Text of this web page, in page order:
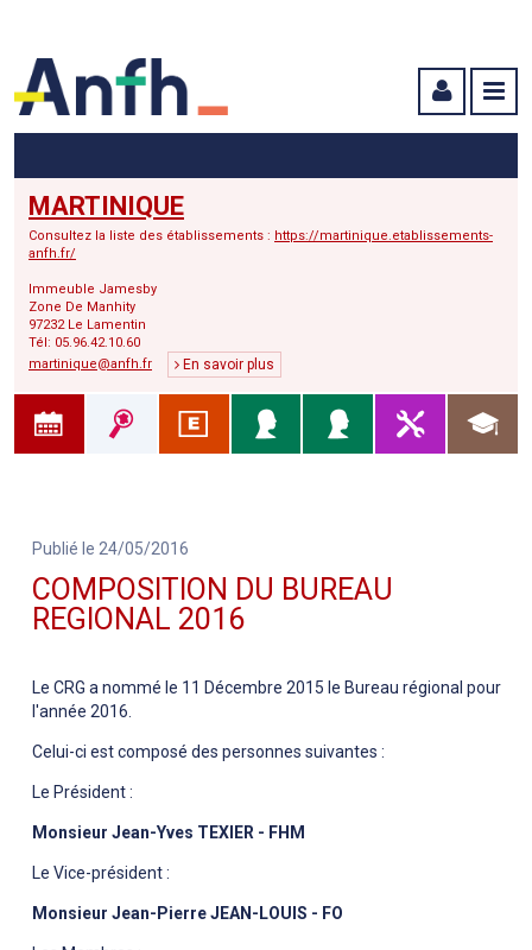
MARTINIQUE
Consultez la liste des établissements : https://martinique.etablissements-
anfh.fr/
Immeuble Jamesby
Zone De Manhity
97232 Le Lamentin
Tél: 05.96.42.10.60
martinique@anfh.fr
En savoir plus
Publié le 24/05/2016
COMPOSITION DU BUREAU
REGIONAL 2016
Le CRG a nommé le 11 Décembre 2015 le Bureau régional pour
l'année 2016.
Celui-ci est composé des personnes suivantes :
Le Président :
Monsieur Jean-Yves TEXIER - FHM
Le Vice-président :
Monsieur Jean-Pierre JEAN-LOUIS - FO